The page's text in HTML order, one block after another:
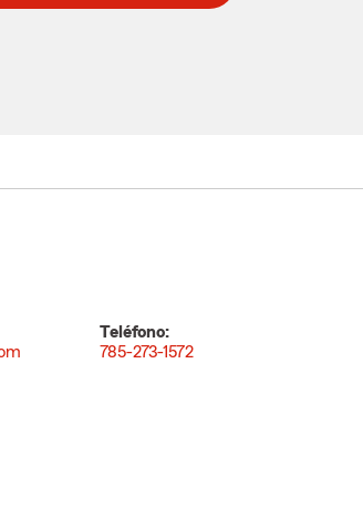
Teléfono:
785-273-1572